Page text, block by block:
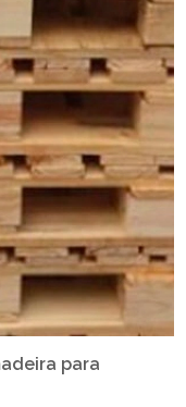
para